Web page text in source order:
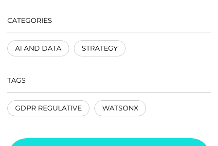
CATEGORIES
AI AND DATA STRATEGY
TAGS
GDPR REGULATIVE WATSONX